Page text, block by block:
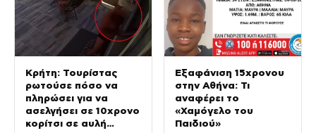
Κρήτη: Τουρίστας
ρωτούσε πόσο να
πληρώσει για να
ασελγήσει σε 10χρονο
κορίτσι σε αυλή
Εξαφάνιση 15χρονου
στην Αθήνα: Τι
αναφέρει το
«Χαμόγελο του
Παιδιού»